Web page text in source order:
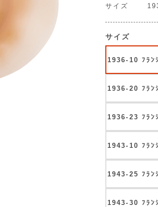
サイズ
サイズ
1936-10 ﾌﾗﾝ
1936-20 ﾌﾗﾝ
1936-23 ﾌﾗﾝ
1943-10 ﾌﾗﾝ
1943-25 ﾌﾗﾝ
1943-30 ﾌﾗﾝ